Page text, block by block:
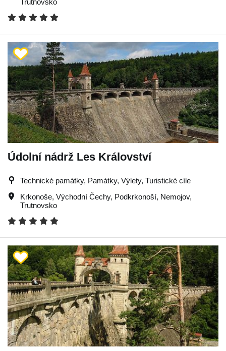
Údolní nádrž Les Království
Technické památky, Památky, Výlety, Turistické cíle
Krkonoše, Východní Čechy, Podkrkonoší, Nemojov,
Trutnovsko